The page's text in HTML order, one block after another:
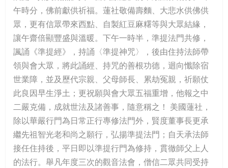
午時分，佛前獻供祈福。蓮社敬備壽麵、大悲水供佛供
眾，更有信眾帶來西點、自製紅豆麻糬等與大眾結緣，
讓午齋倍顯豐盛與溫暖。下午一時半，準提法門共修，
諷誦《準提經》，持誦〈準提神咒〉，後由住持法師帶
領與會大眾，將此誦經、持咒的善根功德，迴向懺除宿
世業障，並及歷代宗親、父母師長、累劫冤親，祈願仗
此良因早生淨土；更祝願與會大眾五福重增，他報之中
二嚴克備，成就世法及諸善事，隨意稱之！ 美國蓮社，
除以華嚴行門為日常正行專修法門外，賢度董事長更承
繼先祖智光老和尚之願行，弘揚準提法門；自天承法師
接任住持後，平日即以準提行門為修持，貫徹師父上人
的法行。舉凡年度三次的觀音法會，僧信二眾共同受持